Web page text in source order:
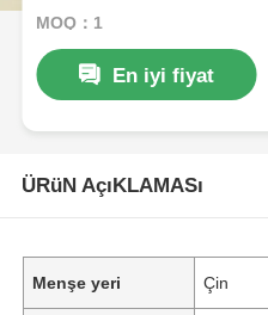
MOQ：1
En iyi fiyat
ÜRüN AçıKLAMASı
Menşe yeri Çin